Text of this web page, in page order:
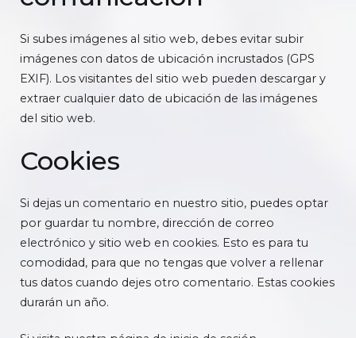
Si subes imágenes al sitio web, debes evitar subir
imágenes con datos de ubicación incrustados (GPS
EXIF). Los visitantes del sitio web pueden descargar y
extraer cualquier dato de ubicación de las imágenes
del sitio web.
Cookies
Si dejas un comentario en nuestro sitio, puedes optar
por guardar tu nombre, dirección de correo
electrónico y sitio web en cookies. Esto es para tu
comodidad, para que no tengas que volver a rellenar
tus datos cuando dejes otro comentario. Estas cookies
durarán un año.